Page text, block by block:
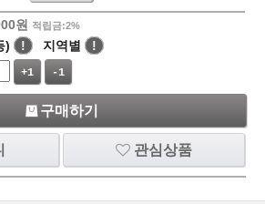
원 적립금:2%
) ! 지역별
!
+1 -1
구매하기
관심상품